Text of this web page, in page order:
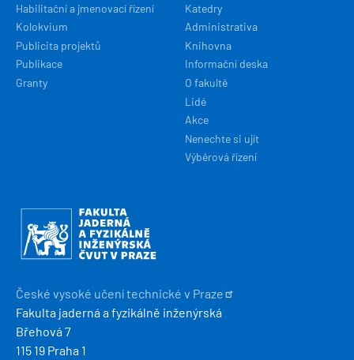
Habilitační a jmenovací řízení
Kolokvium
Publicita projektů
Publikace
Granty
Katedry
Administrativa
Knihovna
Informační deska
O fakultě
Lidé
Akce
Nenechte si ujít
Výběrová řízení
Obrázek
České vysoké učení technické v Praze
Fakulta jaderná a fyzikálně inženýrská
Břehová 7
115 19 Praha 1